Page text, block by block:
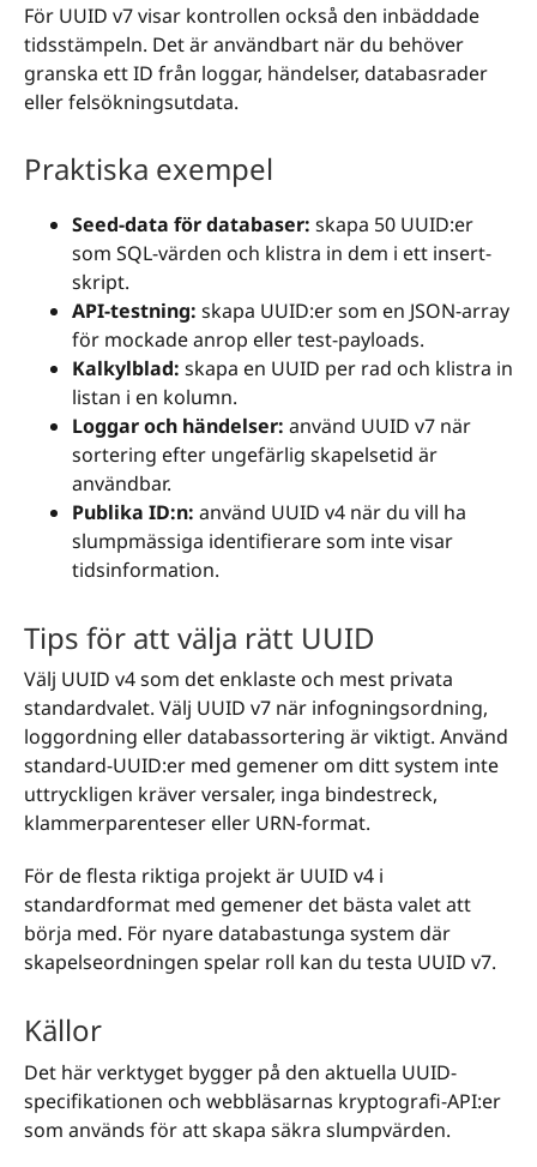
För UUID v7 visar kontrollen också den inbäddade
tidsstämpeln. Det är användbart när du behöver
granska ett ID från loggar, händelser, databasrader
eller felsökningsutdata.
Praktiska exempel
Seed-data för databaser: skapa 50 UUID:er
som SQL-värden och klistra in dem i ett insert-
skript.
API-testning: skapa UUID:er som en JSON-array
för mockade anrop eller test-payloads.
Kalkylblad: skapa en UUID per rad och klistra in
listan i en kolumn.
Loggar och händelser: använd UUID v7 när
sortering efter ungefärlig skapelsetid är
användbar.
Publika ID:n: använd UUID v4 när du vill ha
slumpmässiga identifierare som inte visar
tidsinformation.
Tips för att välja rätt UUID
Välj UUID v4 som det enklaste och mest privata
standardvalet. Välj UUID v7 när infogningsordning,
loggordning eller databassortering är viktigt. Använd
standard-UUID:er med gemener om ditt system inte
uttryckligen kräver versaler, inga bindestreck,
klammerparenteser eller URN-format.
För de flesta riktiga projekt är UUID v4 i
standardformat med gemener det bästa valet att
börja med. För nyare databastunga system där
skapelseordningen spelar roll kan du testa UUID v7.
Källor
Det här verktyget bygger på den aktuella UUID-
specifikationen och webbläsarnas kryptografi-API:er
som används för att skapa säkra slumpvärden.